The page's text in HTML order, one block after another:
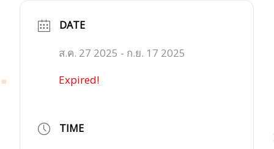
DATE
ส.ค. 27 2025 - ก.ย. 17 2025
Expired!
TIME